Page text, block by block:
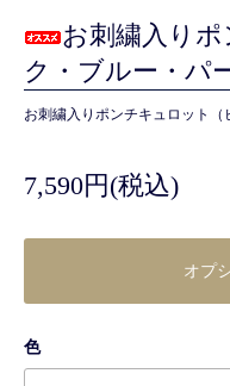
お刺繍入り
ク・ブルー・パ
お刺繍入りポンチキュロット（
7,590円(税込)
オプ
色